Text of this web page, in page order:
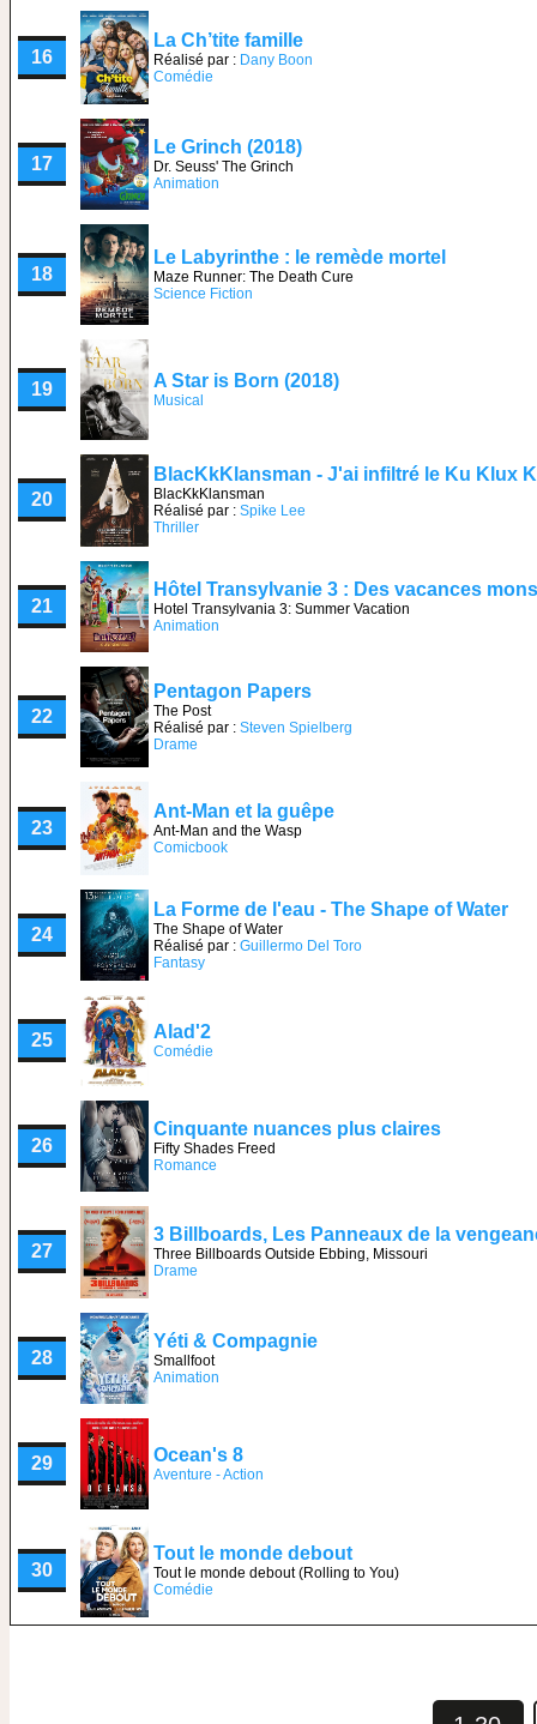
16
La Ch’tite famille
Réalisé par : Dany Boon
Comédie
17
Le Grinch (2018)
Dr. Seuss' The Grinch
Animation
18
Le Labyrinthe : le remède mortel
Maze Runner: The Death Cure
Science Fiction
19 A Star is Born (2018)
Musical
20
BlacKkKlansman - J'ai infiltré le Ku Klux
BlacKkKlansman
Réalisé par : Spike Lee
Thriller
21
Hôtel Transylvanie 3 : Des vacances
Hotel Transylvania 3: Summer Vacation
Animation
22
Pentagon Papers
The Post
Réalisé par : Steven Spielberg
Drame
23
Ant-Man et la guêpe
Ant-Man and the Wasp
Comicbook
24
La Forme de l'eau - The Shape of Water
The Shape of Water
Réalisé par : Guillermo Del Toro
Fantasy
25 Alad'2
Comédie
26
Cinquante nuances plus claires
Fifty Shades Freed
Romance
27
3 Billboards, Les Panneaux de la
Three Billboards Outside Ebbing, Missouri
Drame
28
Yéti & Compagnie
Smallfoot
Animation
29 Ocean's 8
Aventure - Action
30
Tout le monde debout
Tout le monde debout (Rolling to You)
Comédie